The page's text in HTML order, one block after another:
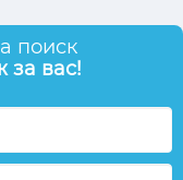
поиск
за вас!